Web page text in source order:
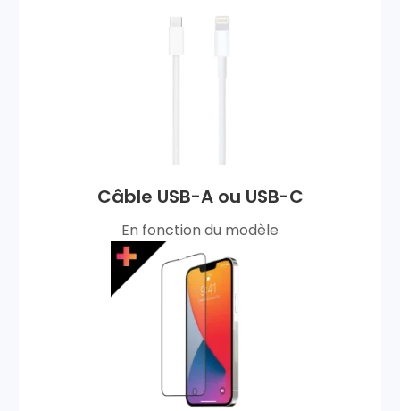
Câble USB-A ou USB-C
En fonction du modèle